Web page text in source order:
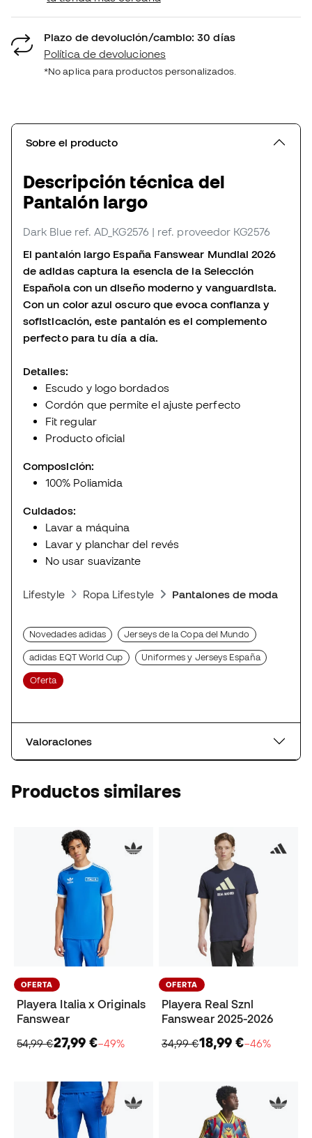
Plazo de devolución/cambio: 30 días
Política de devoluciones
*No aplica para productos personalizados.
Sobre el producto
Descripción técnica del
Pantalón largo
Dark Blue ref. AD_KG2576 | ref. proveedor KG2576
El pantalón largo España Fanswear Mundial 2026
de adidas captura la esencia de la Selección
Española con un diseño moderno y vanguardista.
Con un color azul oscuro que evoca confianza y
sofisticación, este pantalón es el complemento
perfecto para tu día a día.
Detalles:
Escudo y logo bordados
Cordón que permite el ajuste perfecto
Fit regular
Producto oficial
Composición:
100% Poliamida
Cuidados:
Lavar a máquina
Lavar y planchar del revés
No usar suavizante
Lifestyle Ropa Lifestyle Pantalones de moda
Novedades adidas Jerseys de la Copa del Mundo
adidas EQT World Cup Uniformes y Jerseys España
Oferta
Valoraciones
Productos similares
OFERTA
Playera Italia x Originals
Fanswear
54,99 €27,99 €−49%
OFERTA
Playera Real Sznl
Fanswear 2025-2026
34,99 €18,99 €−46%